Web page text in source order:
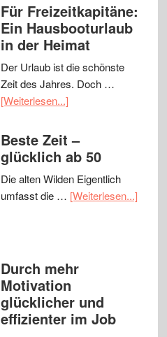
Für Freizeitkapitäne:
Ein Hausbooturlaub
in der Heimat
Der Urlaub ist die schönste
Zeit des Jahres. Doch …
[Weiterlesen...]
Beste Zeit –
glücklich ab 50
Die alten Wilden Eigentlich
umfasst die … [Weiterlesen...]
Durch mehr
Motivation
glücklicher und
effizienter im Job